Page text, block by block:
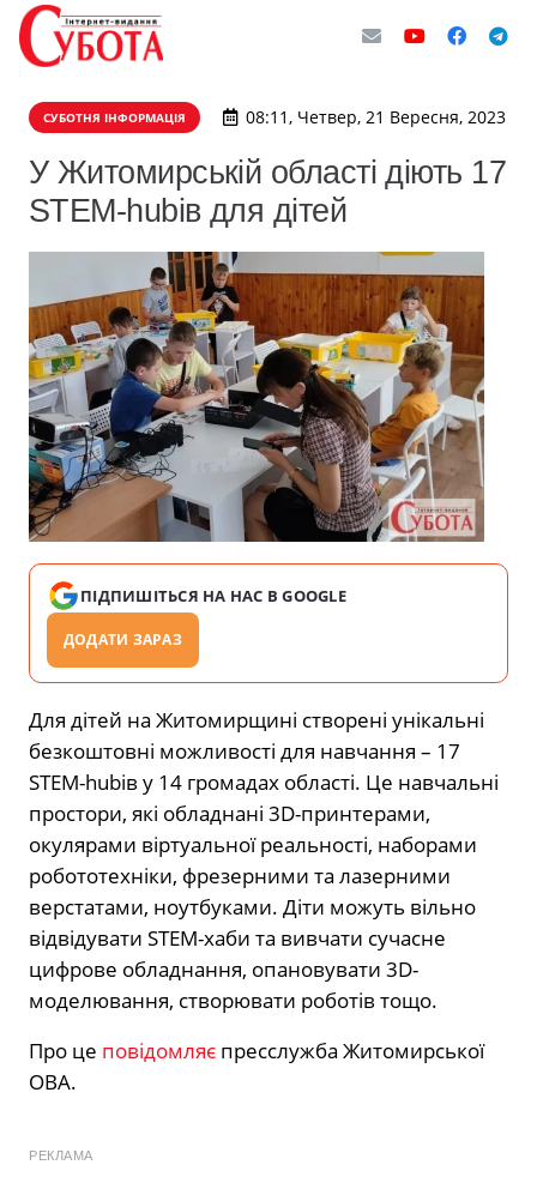
СУБОТНЯ ІНФОРМАЦІЯ 08:11, Четвер, 21 Вересня, 2023
У Житомирській області діють 17
STEM-hubів для дітей
ПІДПИШІТЬСЯ НА НАС В GOOGLE
ДОДАТИ ЗАРАЗ
Для дітей на Житомирщині створені унікальні
безкоштовні можливості для навчання – 17
STEM-hubів у 14 громадах області. Це навчальні
простори, які обладнані 3D-принтерами,
окулярами віртуальної реальності, наборами
робототехніки, фрезерними та лазерними
верстатами, ноутбуками. Діти можуть вільно
відвідувати STEM-хаби та вивчати сучасне
цифрове обладнання, опановувати 3D-
моделювання, створювати роботів тощо.
Про це повідомляє пресслужба Житомирської
ОВА.
РЕКЛАМА